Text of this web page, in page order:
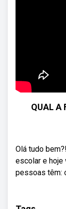
QUAL A
Olá tudo
escolar e hoje
pessoas têm: